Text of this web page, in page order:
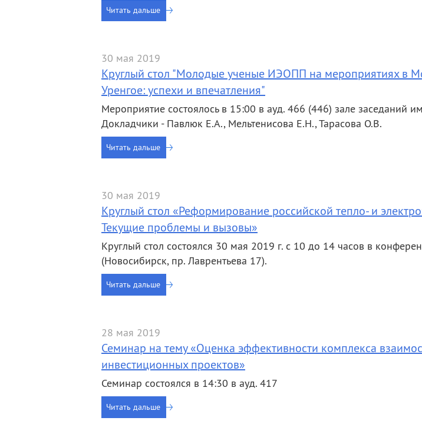
Читать дальше
30 мая 2019
Круглый стол "Молодые ученые ИЭОПП на мероприятиях в
Уренгое: успехи и впечатления"
Мероприятие состоялось в 15:00 в ауд. 466 (446) зале заседаний
Докладчики - Павлюк Е.А., Мельтенисова Е.Н., Тарасова О.В.
Читать дальше
30 мая 2019
Круглый стол «Реформирование российской тепло- и
Текущие проблемы и вызовы»
Круглый стол состоялся 30 мая 2019 г. с 10 до 14 часов в
(Новосибирск, пр. Лаврентьева 17).
Читать дальше
28 мая 2019
Семинар на тему «Оценка эффективности комплекса
инвестиционных проектов»
Семинар состоялся в 14:30 в ауд. 417
Читать дальше